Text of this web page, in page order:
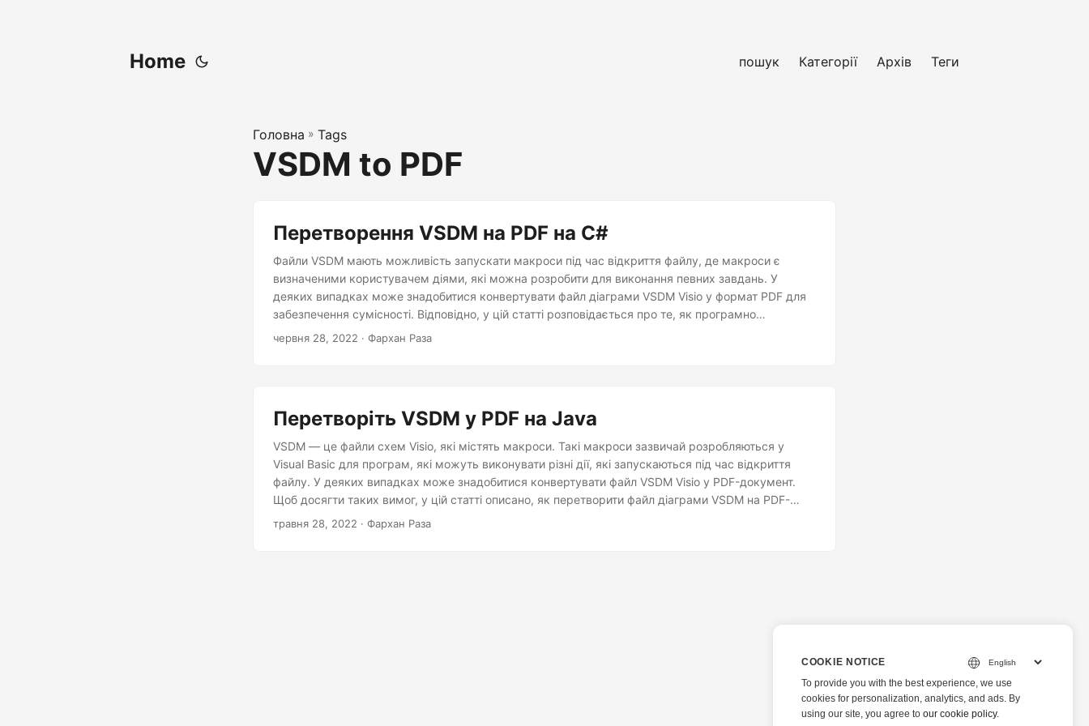
Home пошук Категорії Архів Теги
Головна » Tags
VSDM to PDF
Перетворення VSDM на PDF на C#
Файли VSDM мають можливість запускати макроси під час відкриття файлу, де макроси є
визначеними користувачем діями, які можна розробити для виконання певних завдань. У
деяких випадках може знадобитися конвертувати файл діаграми VSDM Visio у формат PDF для
забезпечення сумісності. Відповідно, у цій статті розповідається про те, як програмно
перетворити файл VSDM у формат PDF на C#.
червня 28, 2022 · Фархан Раза
Перетворіть VSDM у PDF на Java
VSDM — це файли схем Visio, які містять макроси. Такі макроси зазвичай розробляються у
Visual Basic для програм, які можуть виконувати різні дії, які запускаються під час відкриття
файлу. У деяких випадках може знадобитися конвертувати файл VSDM Visio у PDF-документ.
Щоб досягти таких вимог, у цій статті описано, як перетворити файл діаграми VSDM на PDF-
документ у Java.
травня 28, 2022 · Фархан Раза
COOKIE NOTICE
To provide you with the best experience, we use
cookies for personalization, analytics, and ads. By
using our site, you agree to our cookie policy.